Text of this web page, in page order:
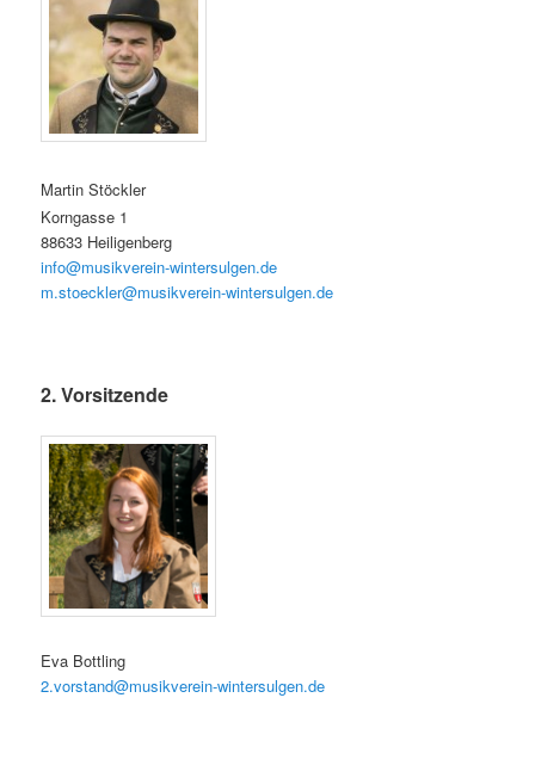
Martin Stöckler
Korngasse 1
88633 Heiligenberg
info@musikverein-wintersulgen.de
m.stoeckler@musikverein-wintersulgen.de
2. Vorsitzende
Eva Bottling
2.vorstand@musikverein-wintersulgen.de